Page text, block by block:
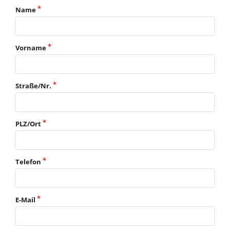
Name
Vorname
Straße/Nr.
PLZ/Ort
Telefon
E-Mail